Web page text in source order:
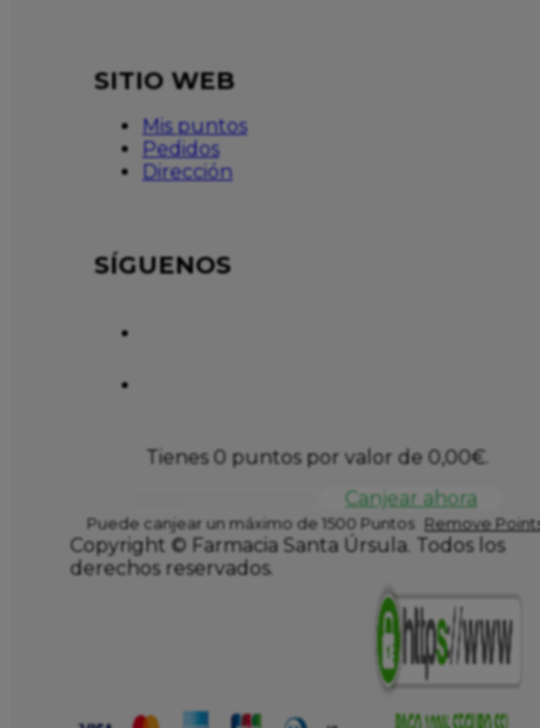
SITIO WEB
Mis puntos
Pedidos
Dirección
SÍGUENOS
Tienes 0 puntos por valor de 0,00€.
Canjear ahora
Puede canjear un máximo de 1500 Puntos Remove
Copyright © Farmacia Santa Úrsula. Todos los
derechos reservados.